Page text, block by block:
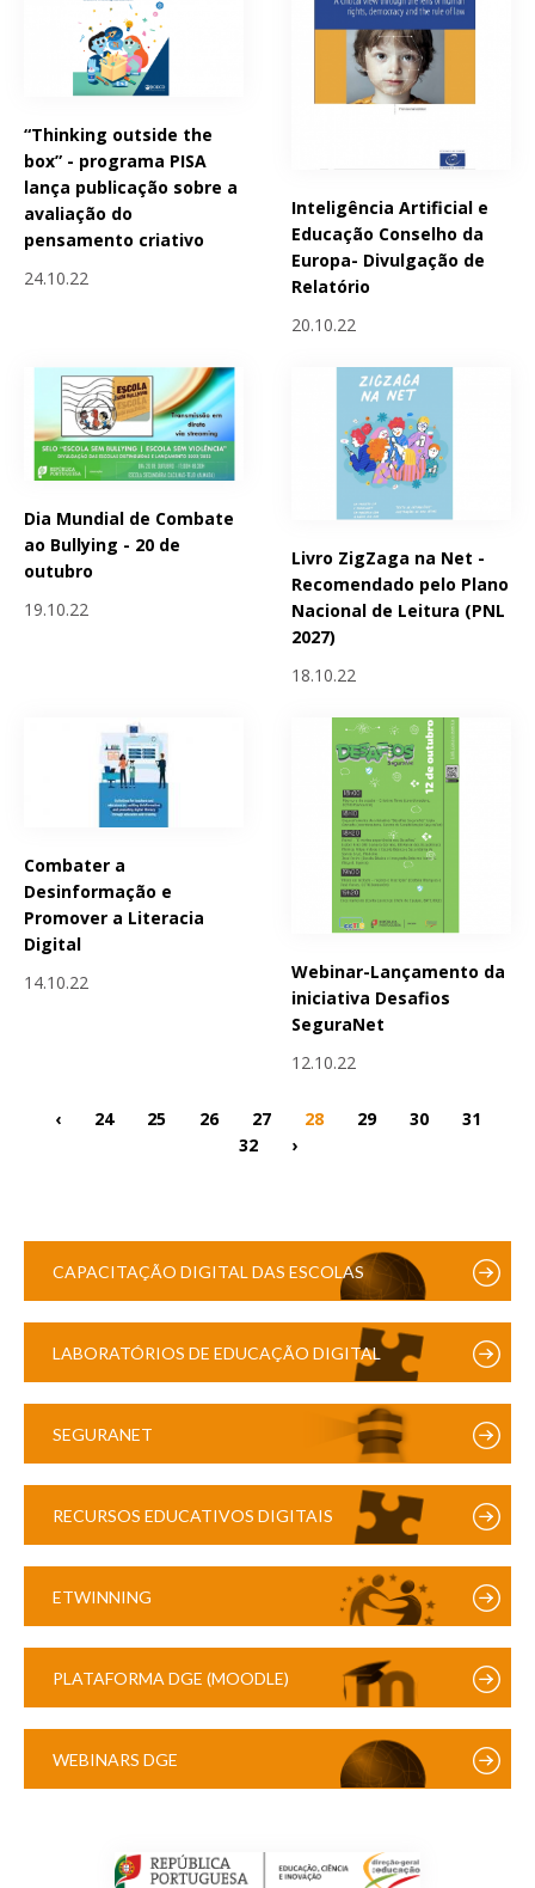
“Thinking outside the
box” - programa PISA
lança publicação sobre a
avaliação do
pensamento criativo
24.10.22
Inteligência Artificial e
Educação Conselho da
Europa- Divulgação de
Relatório
20.10.22
Dia Mundial de Combate
ao Bullying - 20 de
outubro
19.10.22
Livro ZigZaga na Net -
Recomendado pelo Plano
Nacional de Leitura (PNL
2027)
18.10.22
Combater a
Desinformação e
Promover a Literacia
Digital
14.10.22
Webinar-Lançamento da
iniciativa Desafios
SeguraNet
12.10.22
‹ 24 25 26 27 28 29 30
31
32
›
CAPACITAÇÃO DIGITAL DAS ESCOLAS
LABORATÓRIOS DE EDUCAÇÃO DIGITAL
SEGURANET
RECURSOS EDUCATIVOS DIGITAIS
ETWINNING
PLATAFORMA DGE (MOODLE)
WEBINARS DGE